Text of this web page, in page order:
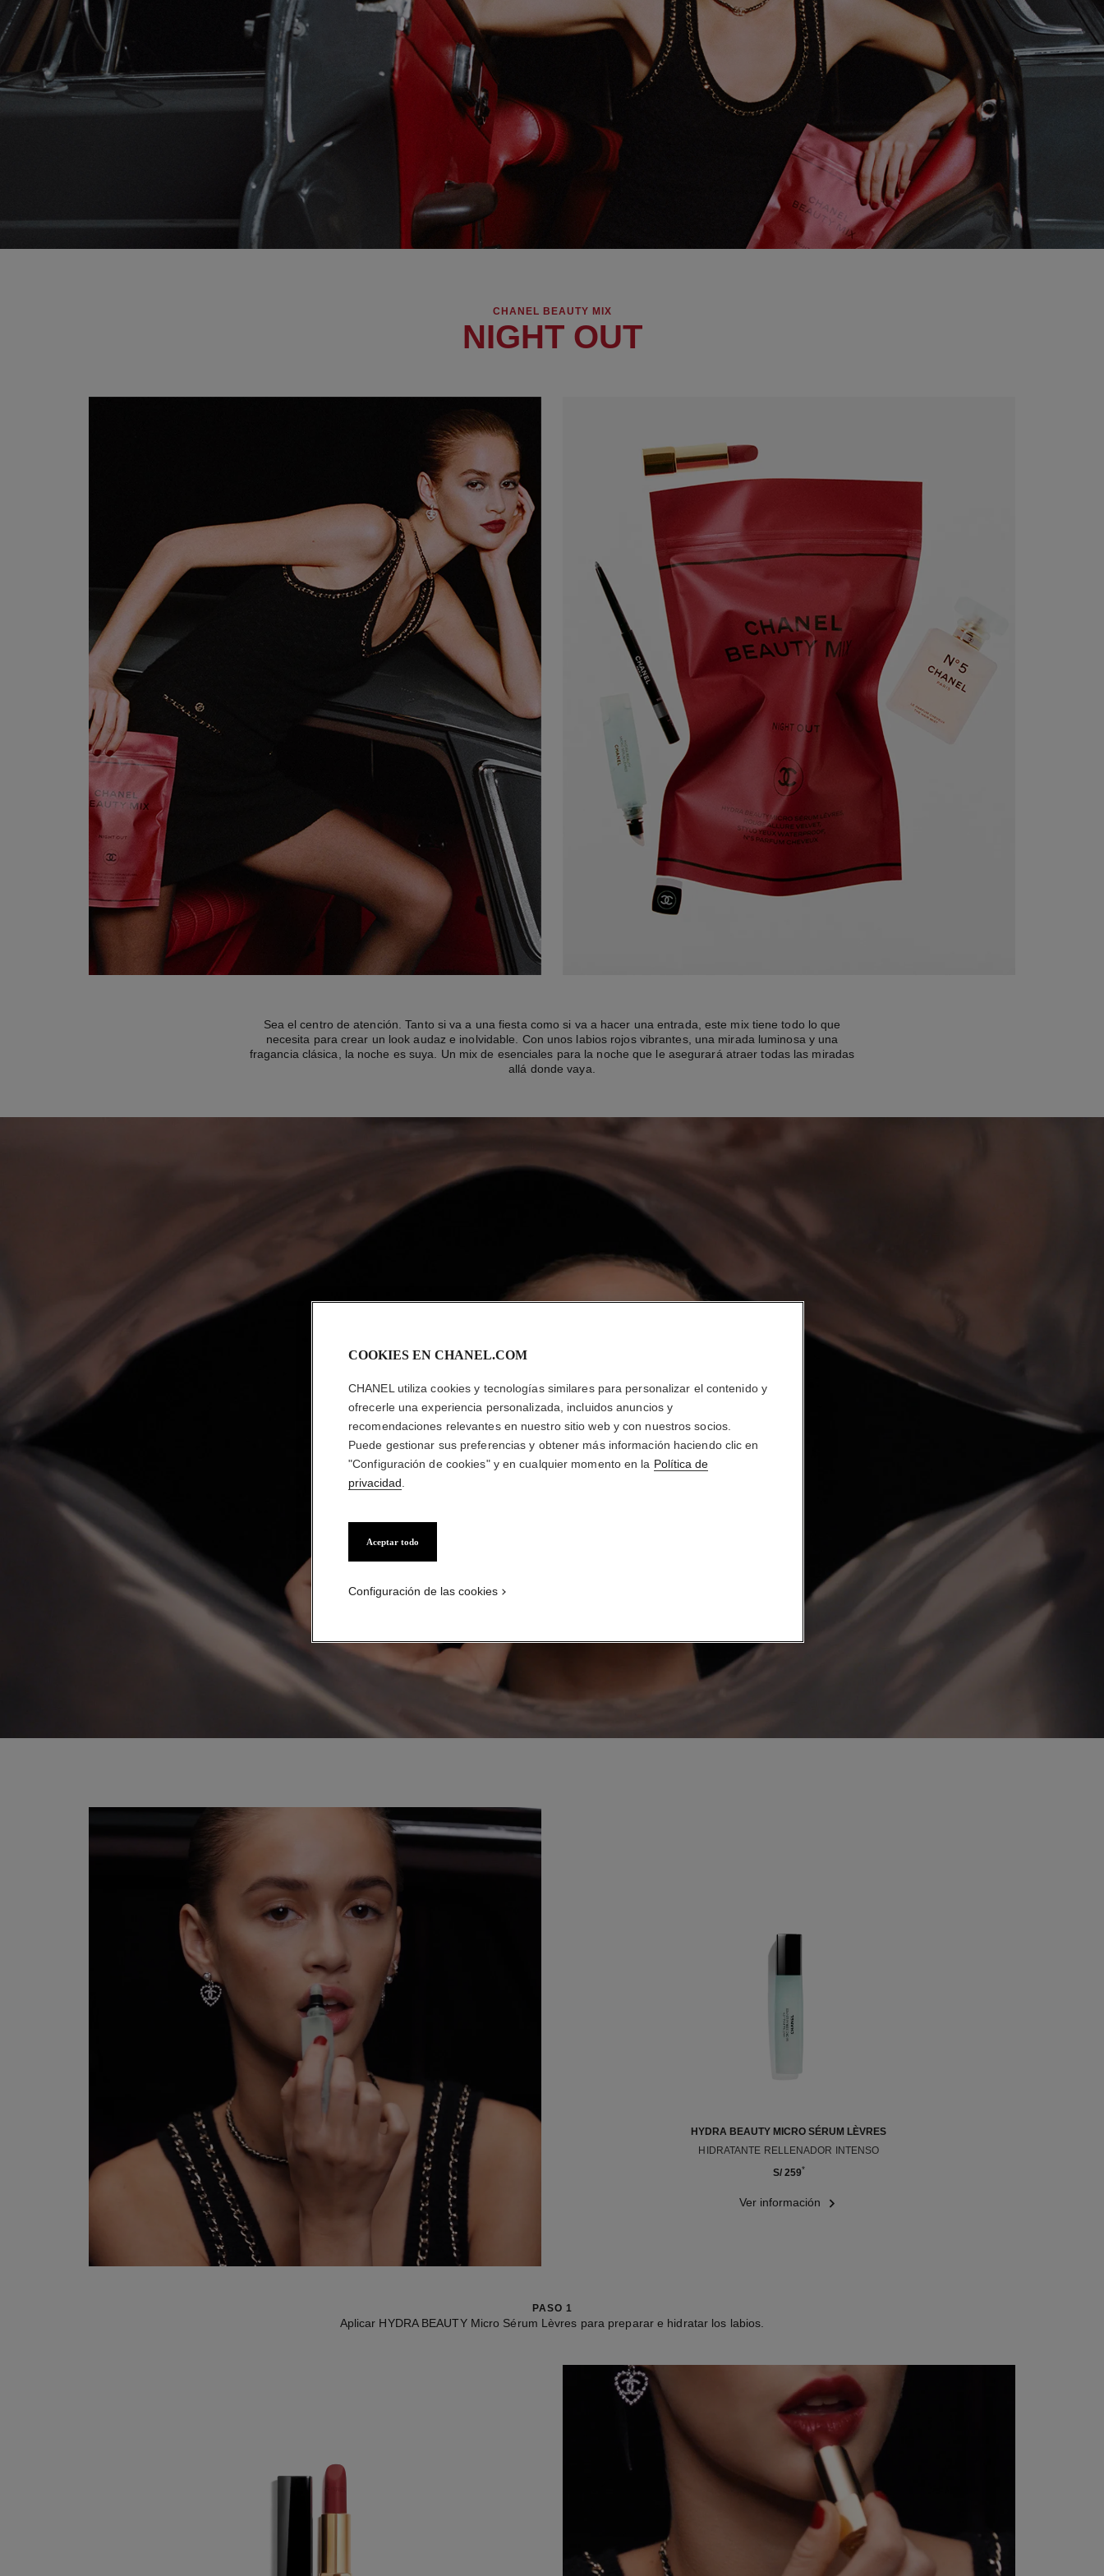
CHANEL BEAUTY MIX
NIGHT OUT
Sea el centro de atención. Tanto si va a una fiesta como si va a hacer una entrada, este mix tiene todo lo que
necesita para crear un look audaz e inolvidable. Con unos labios rojos vibrantes, una mirada luminosa y una
fragancia clásica, la noche es suya. Un mix de esenciales para la noche que le asegurará atraer todas las miradas
allá donde vaya.
HYDRA BEAUTY MICRO SÉRUM LÈVRES
HIDRATANTE RELLENADOR INTENSO
Ref. 133330
S/ 259*
Ver información
PASO 1
Aplicar HYDRA BEAUTY Micro Sérum Lèvres para preparar e hidratar los labios.
COOKIES EN CHANEL.COM
CHANEL utiliza cookies y tecnologías similares para personalizar el contenido y
ofrecerle una experiencia personalizada, incluidos anuncios y
recomendaciones relevantes en nuestro sitio web y con nuestros socios.
Puede gestionar sus preferencias y obtener más información haciendo clic en
"Configuración de cookies" y en cualquier momento en la Política de
privacidad
Aceptar todo
Configuración de las cookies